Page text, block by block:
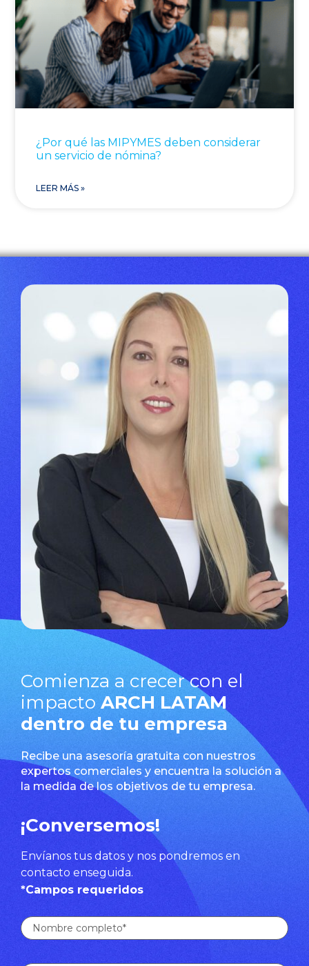
¿Por qué las MIPYMES deben considerar
un servicio de nómina?
LEER MÁS »
Comienza a crecer con el
impacto ARCH LATAM
dentro de tu empresa
Recibe una asesoría gratuita con nuestros
expertos comerciales y encuentra la solución a
la medida de los objetivos de tu empresa.
¡Conversemos!
Envíanos tus datos y nos pondremos en
contacto enseguida.
*Campos requeridos